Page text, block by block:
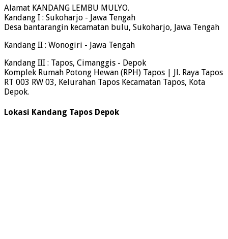
Alamat KANDANG LEMBU MULYO.
Kandang I : Sukoharjo - Jawa Tengah
Desa bantarangin kecamatan bulu, Sukoharjo, Jawa Tengah
Kandang II : Wonogiri - Jawa Tengah
Kandang III : Tapos, Cimanggis - Depok
Komplek Rumah Potong Hewan (RPH) Tapos | Jl. Raya Tapos
RT 003 RW 03, Kelurahan Tapos Kecamatan Tapos, Kota
Depok.
Lokasi Kandang Tapos Depok